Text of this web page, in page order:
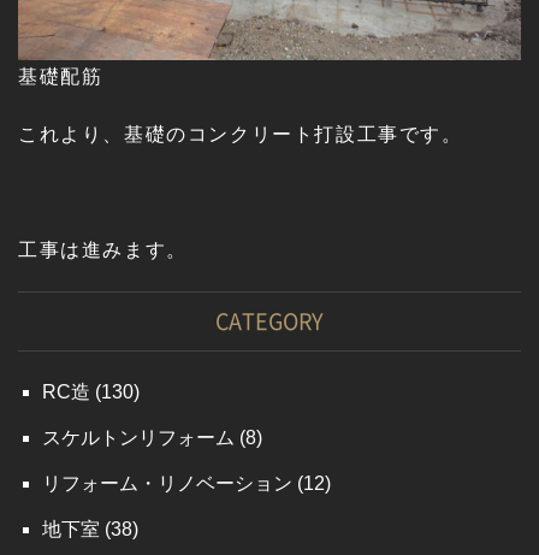
基礎配筋
これより、基礎のコンクリート打設工事です。
工事は進みます。
CATEGORY
RC造 (130)
スケルトンリフォーム (8)
リフォーム・リノベーション (12)
地下室 (38)